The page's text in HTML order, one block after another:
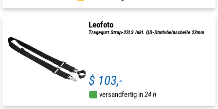
Leofoto
Tragegurt Strap-22LS inkl. QD-Stativbeinschelle 22mm
$ 103,-
versandfertig in24 h